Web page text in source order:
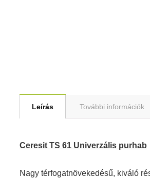
Leírás További információk
Ceresit TS 61 Univerzális purhab
Nagy térfogatnövekedésű, kiváló